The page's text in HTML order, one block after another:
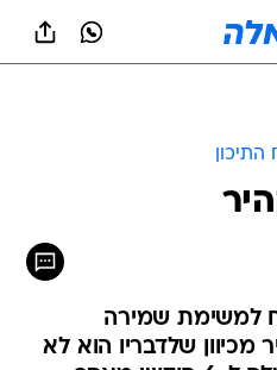
למשימת שמירה
שלדבריו הוא לא